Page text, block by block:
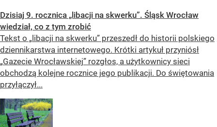
Dzisiaj 9. rocznica „libacji na skwerku”. Śląsk Wrocław
wiedział, co z tym zrobić
Tekst o „libacji na skwerku” przeszedł do historii polskiego
dziennikarstwa internetowego. Krótki artykuł przyniósł
„Gazecie Wrocławskiej” rozgłos, a użytkownicy sieci
obchodzą kolejne rocznice jego publikacji. Do świętowania
przyłączył...